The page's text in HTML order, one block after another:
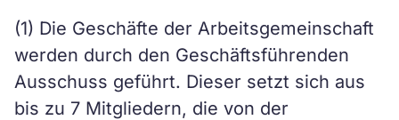
(1) Die Geschäfte der Arbeitsgemeinschaft
werden durch den Geschäftsführenden
Ausschuss geführt. Dieser setzt sich aus
bis zu 7 Mitgliedern, die von der